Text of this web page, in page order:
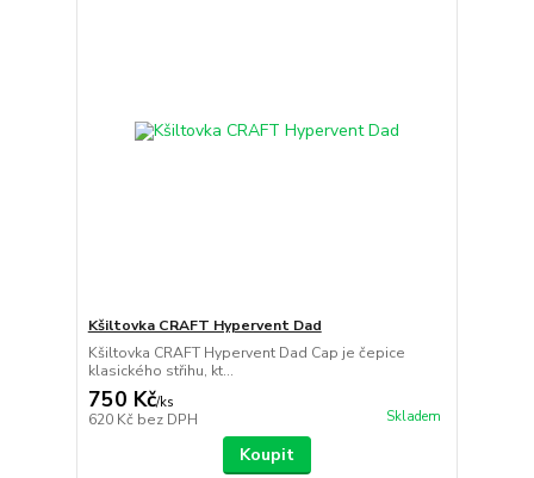
Kšiltovka CRAFT Hypervent Dad
Kšiltovka CRAFT Hypervent Dad Cap je čepice
klasického střihu, kt...
750 Kč/ks
620 Kč bez DPH Skladem
Koupit